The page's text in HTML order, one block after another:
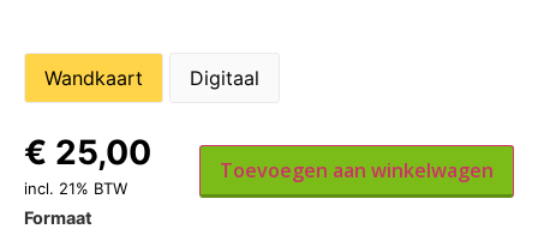
Wandkaart Digitaal
Formaat
€ 25,00
incl. 21% BTW
Toevoegen aan winkelwagen